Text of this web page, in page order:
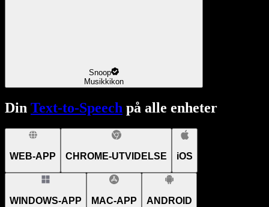
Snoop
Musikkikon
Din Text-to-Speech på alle enheter
WEB-APP CHROME-UTVIDELSE iOS
WINDOWS-APP MAC-APP ANDROID